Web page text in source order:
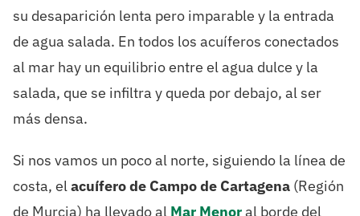
su desaparición lenta pero imparable y la entrada
de agua salada. En todos los acuíferos conectados
al mar hay un equilibrio entre el agua dulce y la
salada, que se infiltra y queda por debajo, al ser
más densa.
Si nos vamos un poco al norte, siguiendo la línea de
costa, el acuífero de Campo de Cartagena (Región
de Murcia) ha llevado al Mar Menoral borde del